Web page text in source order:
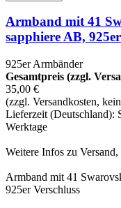
Armband mit 41
sapphiere AB,
925er Armbänder
Gesamtpreis (zzgl.
35,00 €
(zzgl. Versandkosten,
Lieferzeit (Deutschland):
Werktage
Weitere Infos zu
Armband mit 41
925er Verschluss